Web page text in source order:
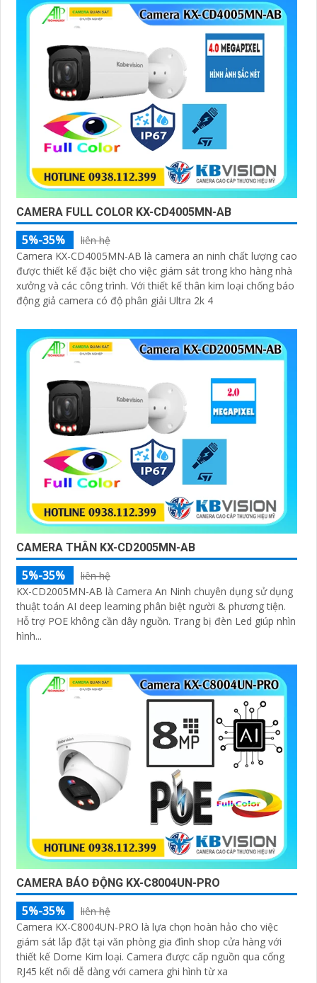
CAMERA FULL COLOR KX-CD4005MN-AB
5%-35%
liên hệ
Camera KX-CD4005MN-AB là camera an ninh chất lượng cao
được thiết kế đặc biệt cho việc giám sát trong kho hàng nhà
xưởng và các công trình. Với thiết kế thân kim loại chống báo
động giả camera có độ phân giải Ultra 2k 4
CAMERA THÂN KX-CD2005MN-AB
5%-35%
liên hệ
KX-CD2005MN-AB là Camera An Ninh chuyên dụng sử dụng
thuật toán AI deep learning phân biệt người & phương tiện.
Hỗ trợ POE không cần dây nguồn. Trang bị đèn Led giúp nhìn
hình...
CAMERA BÁO ĐỘNG KX-C8004UN-PRO
5%-35%
liên hệ
Camera KX-C8004UN-PRO là lựa chọn hoàn hảo cho việc
giám sát lắp đặt tại văn phòng gia đình shop cửa hàng với
thiết kế Dome Kim loại. Camera được cấp nguồn qua cổng
RJ45 kết nối dễ dàng với camera ghi hình từ xa